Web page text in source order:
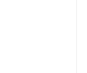
ール画像は自動
みNo.1！でバレず